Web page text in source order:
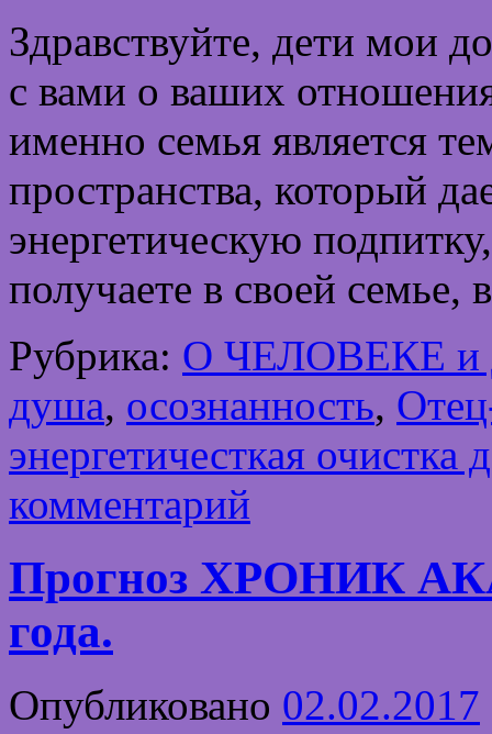
Здравствуйте, дети мои
с вами о ваших
именно семья является
пространства, который
энергетическую
получаете в своей
Рубрика: О ЧЕЛОВЕКЕ
душа, осознанность,
энергетичесткая очистка
комментарий
Прогноз ХРОНИК
года.
Опубликовано 02.02.2017